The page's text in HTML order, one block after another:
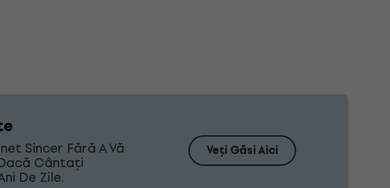
Sincer Fără A Vă
Cântați
De Zile.
Veți Găsi Aici